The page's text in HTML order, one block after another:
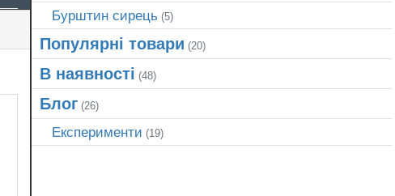
Бурштин сирець (5)
Популярні товари (20)
В наявності (48)
Блог(26)
Експерименти (19)